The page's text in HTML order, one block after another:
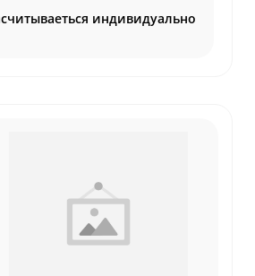
индивидуально